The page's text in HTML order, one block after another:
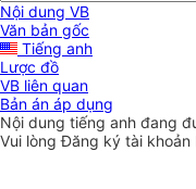
Nội dung VB
Văn bản gốc
Tiếng anh
Lược đồ
VB liên quan
Bản án áp dụng
Nội dung tiếng anh đang
Vui lòngĐăng ký tài khoản